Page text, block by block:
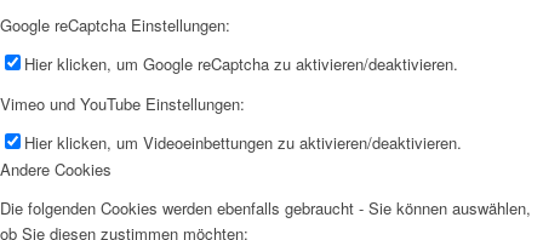
Google reCaptcha Einstellungen:
Hier klicken, um Google reCaptcha zu aktivieren/deaktivieren.
Vimeo und YouTube Einstellungen:
Hier klicken, um Videoeinbettungen zu aktivieren/deaktivieren.
Andere Cookies
Die folgenden Cookies werden ebenfalls gebraucht - Sie können auswählen,
ob Sie diesen zustimmen möchten: